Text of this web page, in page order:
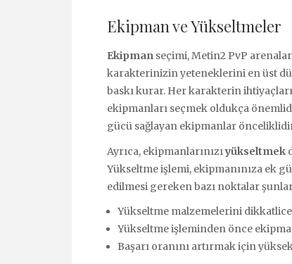
Ekipman ve Yükseltmeler
Ekipman seçimi, Metin2 PvP
karakterinizin yeteneklerini en üst
baskı kurar. Her karakterin
ekipmanları seçmek oldukça
gücü sağlayan ekipmanlar
Ayrıca, ekipmanlarınızıyükseltmek
Yükseltme işlemi, ekipmanınıza ek
edilmesi gereken bazı noktalar
Yükseltme malzemelerini
Yükseltme işleminden önce
Başarı oranını artırmak için